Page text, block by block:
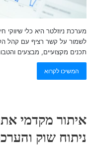
מערכת ניוזלטר היא כלי שיווקי
לשמור על קשר רציף עם קהל
תכנים מקצועיים, מבצעים
המשיכו לקרוא
איתור מקדמי
ניתוח שוק